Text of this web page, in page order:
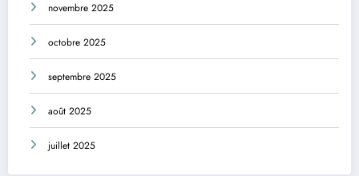
novembre 2025
octobre 2025
septembre 2025
août 2025
juillet 2025